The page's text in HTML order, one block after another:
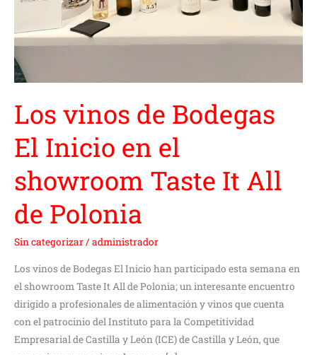
Los vinos de Bodegas
El Inicio en el
showroom Taste It All
de Polonia
Sin categorizar/ administrador
Los vinos de Bodegas El Inicio han participado esta semana en
el showroom Taste It All de Polonia; un interesante encuentro
dirigido a profesionales de alimentación y vinos que cuenta
con el patrocinio del Instituto para la Competitividad
Empresarial de Castilla y León (ICE) de Castilla y León, que
Polonia